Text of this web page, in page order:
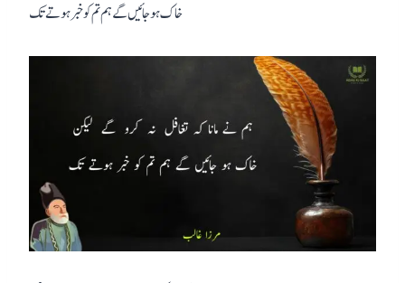
خاک ہو جائیں گے ہم تم کو خبر ہوتے تک